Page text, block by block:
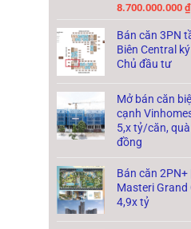
8.700.000.000 ₫
Bán căn 3PN
Biên Central
Chủ đầu tư
Mở bán căn
cạnh
5,x tỷ/căn,
đồng
Bán căn 2PN+
Masteri Grand
4,9x tỷ